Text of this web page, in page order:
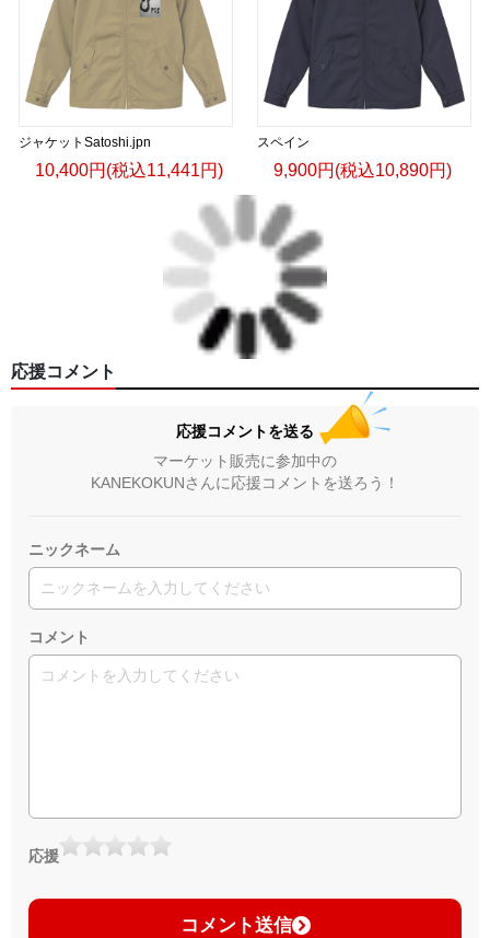
ジャケットSatoshi.jpn
10,400円(税込11,441円)
スペイン
9,900円(税込10,890円)
応援コメント
応援コメントを送る
マーケット販売に参加中の
KANEKOKUNさんに応援コメントを送ろう！
ニックネーム
コメント
応援
コメント送信